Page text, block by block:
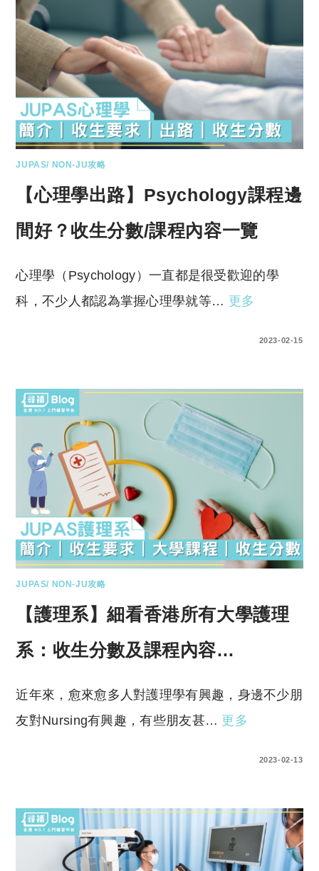
JUPAS/ NON-JU攻略
【心理學出路】Psychology課程邊
間好？收生分數/課程內容一覽
心理學（Psychology）一直都是很受歡迎的學
科，不少人都認為掌握心理學就等… 更多
2023-02-15
JUPAS/ NON-JU攻略
【護理系】細看香港所有大學護理
系：收生分數及課程內容…
近年來，愈來愈多人對護理學有興趣，身邊不少朋
友對Nursing有興趣，有些朋友甚… 更多
2023-02-13